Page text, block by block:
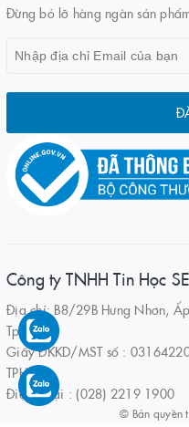
Đừng bỏ lỡ hàng ngàn sản
Công ty TNHH Tin Học
Địa chỉ: B8/29B Hưng Nhơn,
Tp.HCM
Giấy ĐKKD/MST số :
TPHCM
Điện thoại : (028) 2219 1900
© Bản quyền